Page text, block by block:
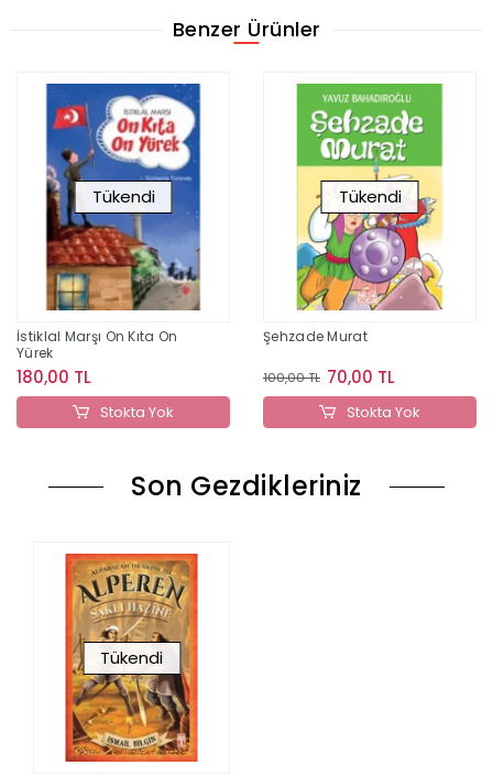
Benzer Ürünler
Tükendi
İstiklal Marşı On Kıta On
Yürek
180,00 TL
Stokta Yok
Tükendi
Şehzade Murat
100,00 TL 70,00 TL
Stokta Yok
Son Gezdikleriniz
Tükendi